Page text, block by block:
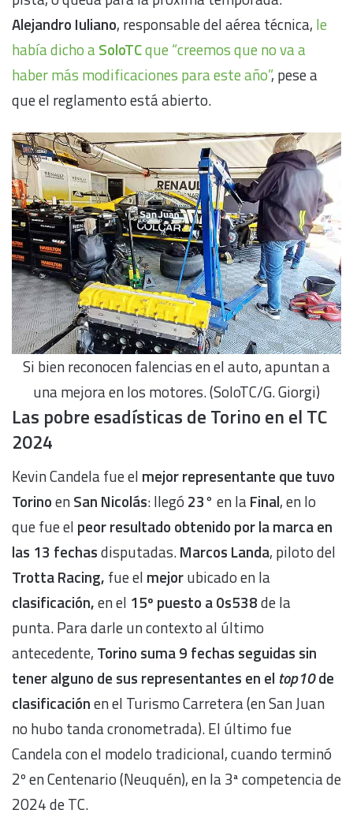
Alejandro Iuliano, responsable del aérea técnica, le
había dicho aSoloTCque “creemos que no va a
haber más modificaciones para este año”, pese a
que el reglamento está abierto.
Si bien reconocen falencias en el auto, apuntan a
una mejora en los motores. (SoloTC/G. Giorgi)
Las pobre esadísticas de Torino en el TC
2024
Kevin Candela fue el mejor representante que tuvo
TorinoenSan Nicolás: llegó 23° en laFinal, en lo
que fue el peor resultado obtenido por la marca en
las 13 fechasdisputadas.Marcos Landa, pilotodel
Trotta Racing, fue el mejorubicado en la
clasificación,en el 15º puesto a 0s538de la
punta. Para darle un contexto al último
antecedente, Torino suma 9 fechas seguidas sin
tener alguno de sus representantes en el top10de
clasificaciónen el Turismo Carretera (en San Juan
no hubo tanda cronometrada). El último fue
Candela con el modelo tradicional, cuando terminó
2º en Centenario (Neuquén), en la 3ª competencia de
2024 de TC.